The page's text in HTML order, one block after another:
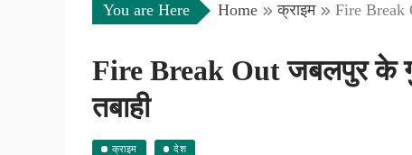
You are Here Home क्राइम Fire Break
Fire Break Out जबलपुर के
तबाही
क्राइम देश